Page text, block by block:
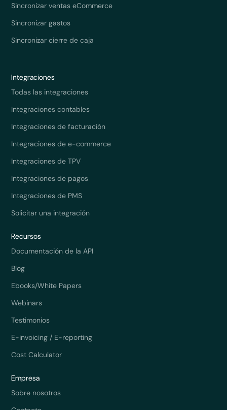
Sincronizar ventas eCommerce
Sincronizar gastos
Sincronizar cierre de caja
Integraciones
Todas las integraciones
Integraciones contables
Integraciones de facturación
Integraciones de e-commerce
Integraciones de TPV
Integraciones de pagos
Integraciones de PMS
Solicitar una integración
Recursos
Documentación de la API
Blog
Ebooks/White Papers
Webinars
Testimonios
E-invoicing / E-reporting
Cost Calculator
Empresa
Sobre nosotros